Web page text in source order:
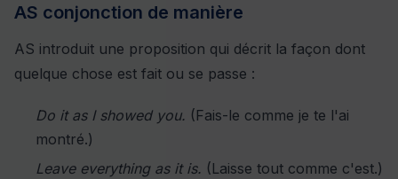
AS conjonction de manière
AS introduit une proposition qui décrit la façon dont
quelque chose est fait ou se passe :
Do it as I showed you. (Fais-le comme je te l'ai
montré.)
Leave everything as it is. (Laisse tout comme c'est.)